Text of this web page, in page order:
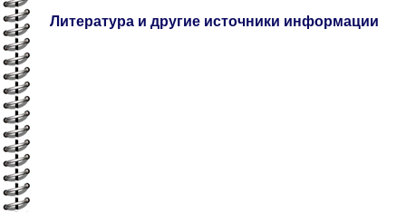
Литература и другие источники информации